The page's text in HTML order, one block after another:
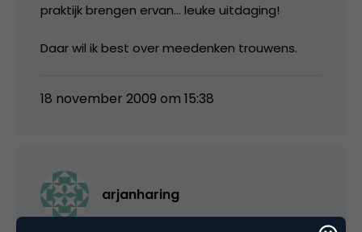
praktijk brengen ervan… leuke uitdaging!
Daar wil ik best over meedenken trouwens.
18 november 2009 om 15:38
arjanharing